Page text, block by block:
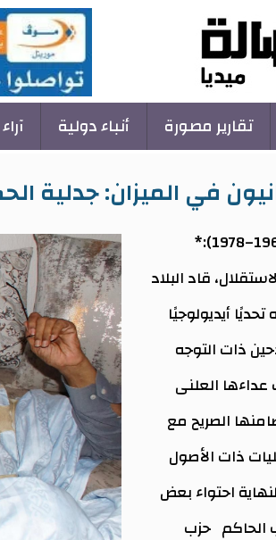
تقارير مصورة أنباء دولية آراء
في الميزان: جدلية
قاد البلاد
أيديولوجيًا
ذات التوجه
العلنى
الصريح مع
ذات الأصول
احتواء بعض
الحاكم حزب